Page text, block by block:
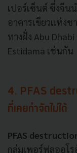
เปอร์เซ็นต์ ซึ่งจีน
อาคารเขียวแห่งช
ทางฝั่ง Abu
Estidama เช่นกัน
4. PFAS
ที่เคยกำจัดไม่ได้
PFAS
กลุ่มเพอร์ฟลูออโ